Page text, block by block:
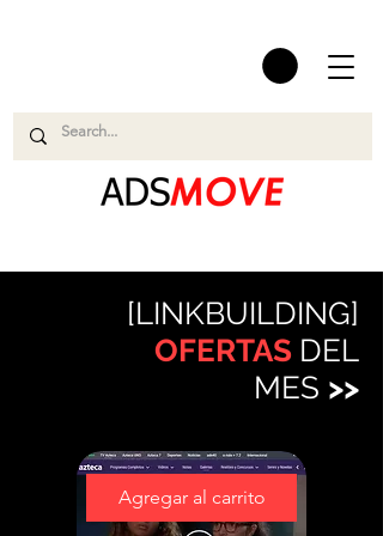
[LINKBUILDING]
OFERTAS DEL
MES >>
Agregar al carrito